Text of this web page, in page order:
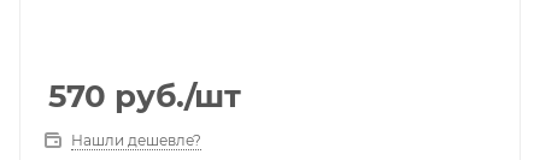
570 руб./шт
Нашли дешевле?